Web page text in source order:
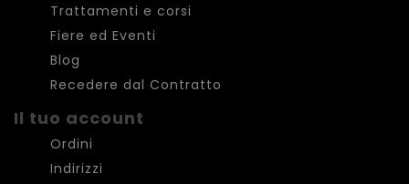
Trattamenti e corsi
Fiere ed Eventi
Blog
Recedere dal Contratto
Il tuo account
Ordini
Indirizzi